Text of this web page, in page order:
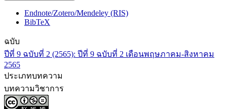
Endnote/Zotero/Mendeley (RIS)
BibTeX
ฉบับ
ปีที่ 9 ฉบับที่ 2 (2565): ปีที่ 9 ฉบับที่ 2 เดือนพฤษภาคม-สิงหาคม
2565
ประเภทบทความ
บทความวิชาการ